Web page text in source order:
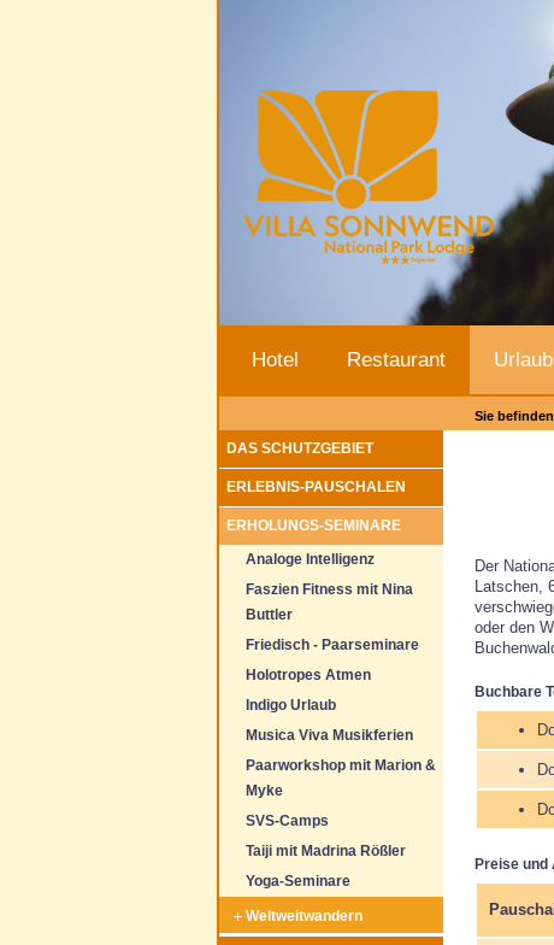
Hotel Restaurant
Sie
Der
Latschen,
oder den
Buchbare
Preise und
DAS SCHUTZGEBIET
ERLEBNIS-PAUSCHALEN
ERHOLUNGS-SEMINARE
Analoge Intelligenz
Faszien Fitness mit Nina
Buttler
Friedisch - Paarseminare
Holotropes Atmen
Indigo Urlaub
Musica Viva Musikferien
Paarworkshop mit Marion &
Myke
SVS-Camps
Taiji mit Madrina Rößler
Yoga-Seminare
Weltweitwandern